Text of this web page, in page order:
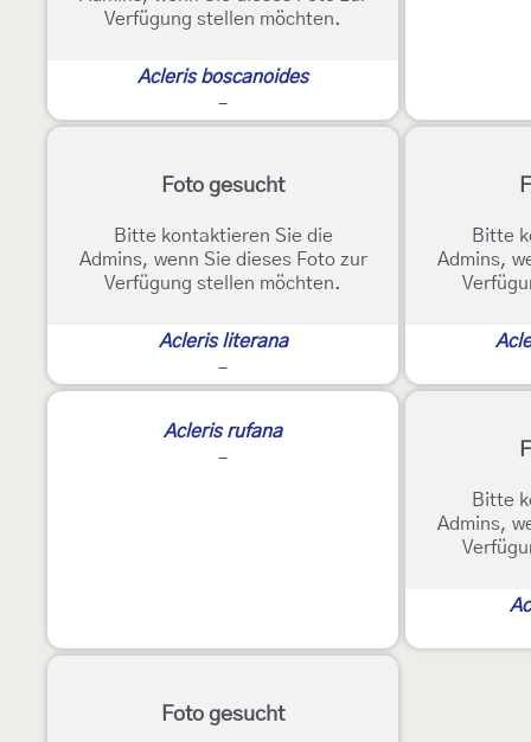
Verfügung stellen möchten.
Acleris boscanoides
-
Foto gesucht
Bitte kontaktieren Sie die
Admins, wenn Sie dieses Foto zur
Verfügung stellen möchten.
Acleris literana
-
Bitte
Admins,
Acleris rufana
-
Bitte
Admins,
Foto gesucht